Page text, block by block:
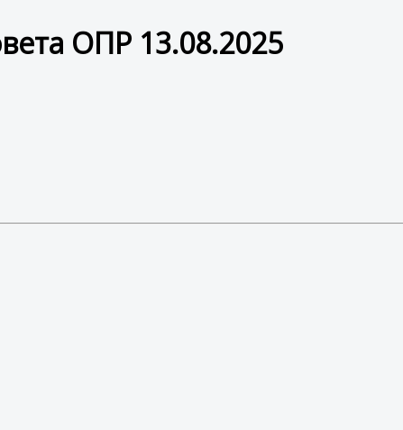
ОПР 13.08.2025